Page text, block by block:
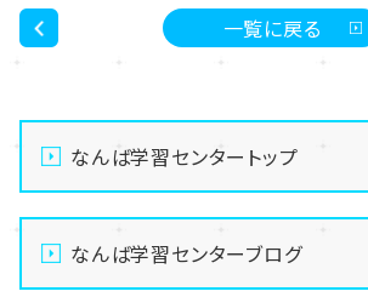
一覧に戻る
なんば学習センタートップ
なんば学習センターブログ